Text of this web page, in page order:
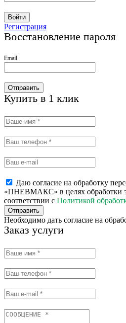
Войти
Регистрация
Восстановление пароля
Email
Отправить
Купить в 1 клик
Даю согласие на обработку
«ПНЕВМАКС» в целях обработки
соответствии с Политикой
Отправить
Необходимо дать согласие на
Заказ услуги